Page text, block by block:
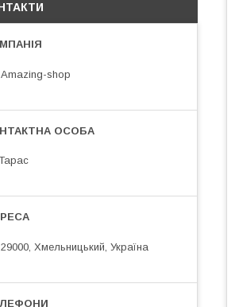
Amazing-shop
29000, Хмельницький, Україна